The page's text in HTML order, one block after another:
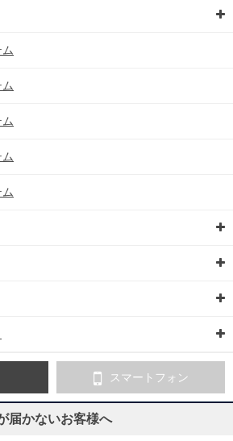
スマートフォン
届かないお客様へ